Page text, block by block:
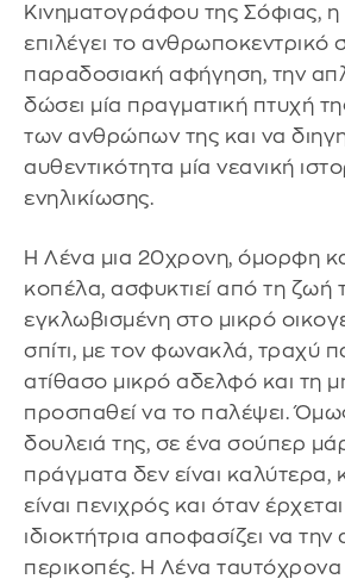
Κινηματογράφου της Σόφιας,
επιλέγει το ανθρωποκεντρικό
παραδοσιακή αφήγηση, την
δώσει μία πραγματική πτυχή
των ανθρώπων της και να
αυθεντικότητα μία νεανική
ενηλικίωσης.
Η Λένα μια 20χρονη, όμορφη
κοπέλα, ασφυκτιεί από τη ζωή
εγκλωβισμένη στο μικρό
σπίτι, με τον φωνακλά, τραχύ
ατίθασο μικρό αδελφό και τη
προσπαθεί να το παλέψει.
δουλειά της, σε ένα σούπερ
πράγματα δεν είναι καλύτερα,
είναι πενιχρός και όταν
ιδιοκτήτρια αποφασίζει να την
περικοπές. Η Λένα ταυτόχρονα